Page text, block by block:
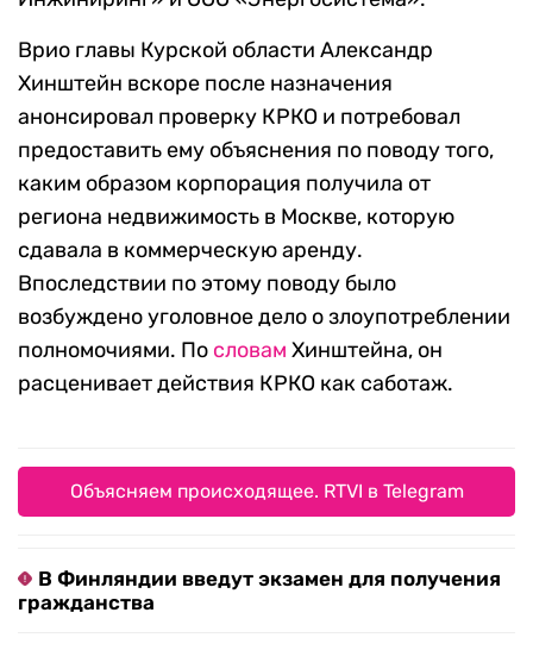
Врио главы Курской области Александр
Хинштейн вскоре после назначения
анонсировал проверку КРКО и потребовал
предоставить ему объяснения по поводу того,
каким образом корпорация получила от
региона недвижимость в Москве, которую
сдавала в коммерческую аренду.
Впоследствии по этому поводу было
возбуждено уголовное дело о злоупотреблении
полномочиями. По словам Хинштейна, он
расценивает действия КРКО как саботаж.
Объясняем происходящее. RTVI в Telegram
В Финляндии введут экзамен для получения
гражданства